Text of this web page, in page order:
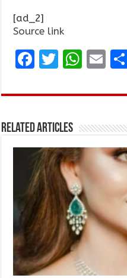
[ad_2]
Source link
F
ce
o
o
k
T
it
r
W
at
A
p
p
E
ai
Related Articles